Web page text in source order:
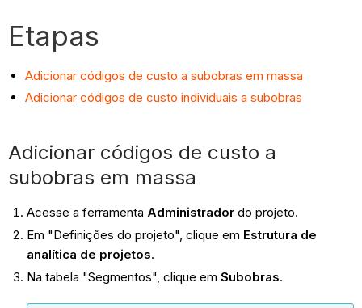
Etapas
Adicionar códigos de custo a subobras em massa
Adicionar códigos de custo individuais a subobras
Adicionar códigos de custo a
subobras em massa
Acesse a ferramenta Administradordo projeto.
Em "Definições do projeto", clique em Estrutura de
analítica de projetos.
Na tabela "Segmentos", clique em Subobras.